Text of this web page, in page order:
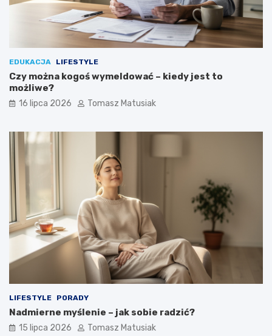
EDUKACJA LIFESTYLE
Czy można kogoś wymeldować – kiedy jest to
możliwe?
16 lipca 2026 Tomasz Matusiak
LIFESTYLE PORADY
Nadmierne myślenie – jak sobie radzić?
15 lipca 2026 Tomasz Matusiak